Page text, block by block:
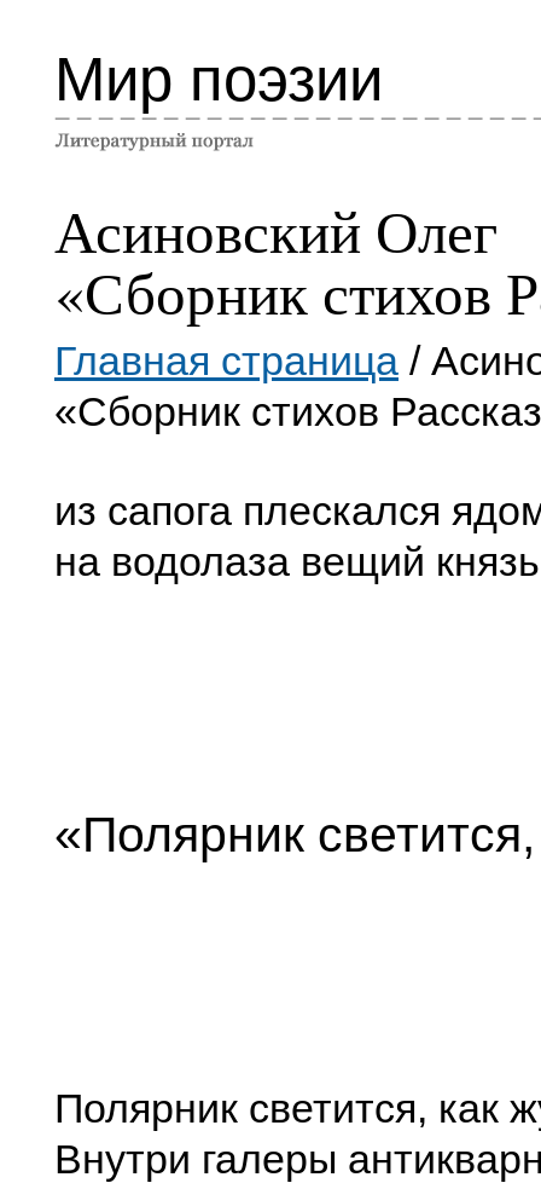
Мир поэзии
Асиновский Олег
«Сборник стихов
Главная страница /
«Сборник стихов
из сапога плескался
на водолаза вещий
«Полярник
Полярник светится, как
Внутри галеры